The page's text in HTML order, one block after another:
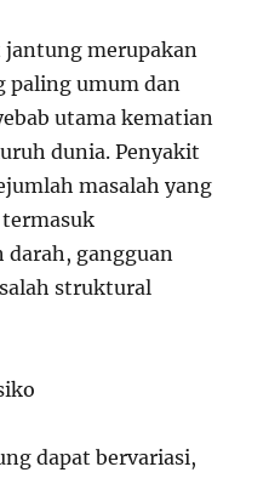
jantung merupakan
paling umum dan
utama kematian
dunia. Penyakit
masalah yang
darah, gangguan
struktural
dapat bervariasi,